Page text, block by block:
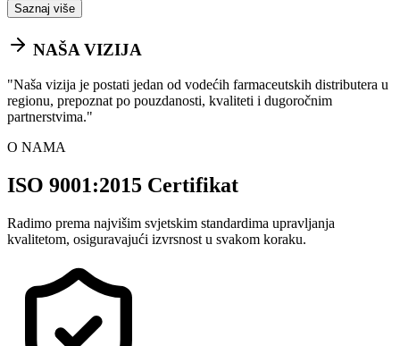
Saznaj više
NAŠA VIZIJA
"Naša vizija je postati jedan od vodećih farmaceutskih distributera u
regionu, prepoznat po pouzdanosti, kvaliteti i dugoročnim
partnerstvima."
O NAMA
ISO 9001:2015 Certifikat
Radimo prema najvišim svjetskim standardima upravljanja
kvalitetom, osiguravajući izvrsnost u svakom koraku.